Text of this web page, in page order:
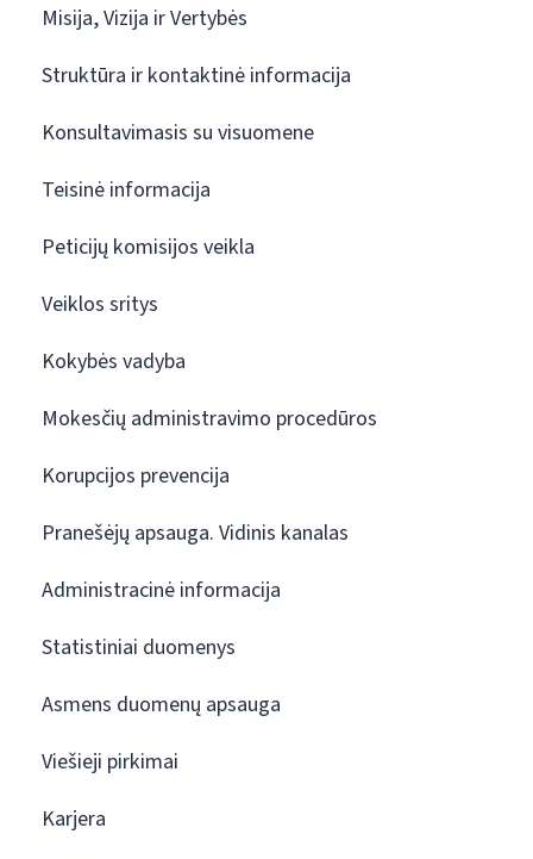
Misija, Vizija ir Vertybės
Struktūra ir kontaktinė informacija
Konsultavimasis su visuomene
Teisinė informacija
Peticijų komisijos veikla
Veiklos sritys
Kokybės vadyba
Mokesčių administravimo procedūros
Korupcijos prevencija
Pranešėjų apsauga. Vidinis kanalas
Administracinė informacija
Statistiniai duomenys
Asmens duomenų apsauga
Viešieji pirkimai
Karjera